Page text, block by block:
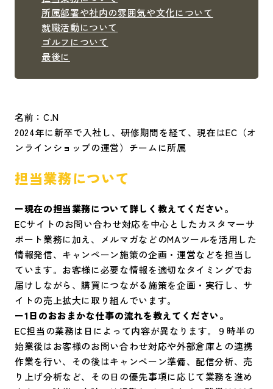
所属部署や社内の雰囲気や文化について
就職活動について
ゴルフについて
最後に
名前：C.N
2024年に新卒で入社し、研修期間を経て、現在はEC（オ
ンラインショップの運営）チームに所属
担当業務について
ー現在の担当業務について詳しく教えてください。
ECサイトのお問い合わせ対応を中心としたカスタマーサ
ポート業務に加え、メルマガなどのMAツールを活用した
情報発信、キャンペーン施策の企画・運営などを担当し
ています。お客様に必要な情報を適切なタイミングでお
届けしながら、購買につながる施策を企画・実行し、サ
イトの売上拡大に取り組んでいます。
ー1日のおおまかな仕事の流れを教えてください。
EC担当の業務は日によって内容が異なります。９時半の
始業後はお客様のお問い合わせ対応や外部倉庫との連携
作業を行い、その後はキャンペーン準備、配信分析、売
り上げ分析など、その日の優先事項に応じて業務を進め